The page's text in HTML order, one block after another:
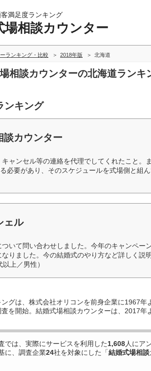
満足度ランキング
場相談カウンター
ランキング・比較 2018年版 北海道
相談カウンターの北海道ランキ
ンキング
談カウンター
ャンセル等の連絡を代理でしてくれたこと。
必要があり、そのスケジュールを式場側と組
ェル
いて問い合わせしました。今年のキャンペー
りました。今の結婚式のやり方など詳しく説
上／男性）
グは、株式会社オリコンを前身企業に1967年
を開始。結婚式場相談カウンターは、2017年
では、実際にサービスを利用した1,608人にア
に、調査企業24社を対象にした「結婚式場相